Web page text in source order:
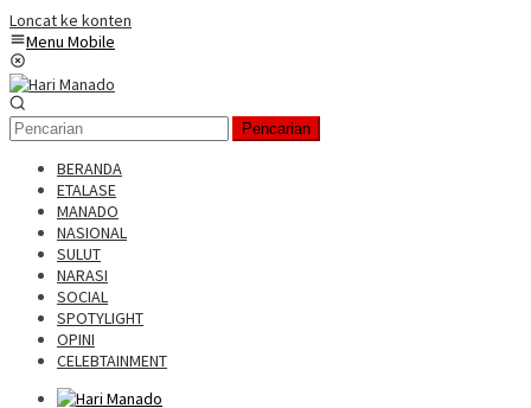
Loncat ke konten
Menu Mobile
Pencarian
BERANDA
ETALASE
MANADO
NASIONAL
SULUT
NARASI
SOCIAL
SPOTYLIGHT
OPINI
CELEBTAINMENT